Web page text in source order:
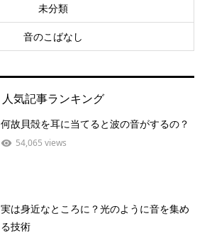
未分類
音のこばなし
人気記事ランキング
何故貝殻を耳に当てると波の音がするの？
54,065 views
実は身近なところに？光のように音を集め
る技術